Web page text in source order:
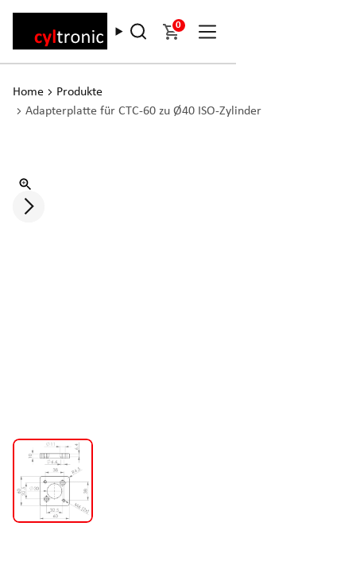
0
Home
Produkte
Adapterplatte für CTC-60 zu Ø40 ISO-Zylinder